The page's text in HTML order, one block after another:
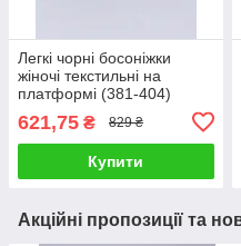
Легкі чорні босоніжки
жіночі текстильні на
платформі (381-404)
621,75 ₴ 829 ₴
Купити
Акційні пропозиції та